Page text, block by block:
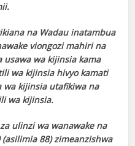
na Wadau inatambua
viongozi mahiri na
usawa wa kijinsia kama
wa kijinsia hivyo kamati
wa kijinsia utafikiwa na
wa kijinsia.
ulinzi wa wanawake na
88) zimeanzishwa